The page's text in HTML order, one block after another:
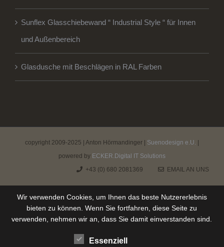
Sunflex Glasschiebewand “ Industrial Style “ für Innen
und Außenbereich
Glasdusche mit Beschlägen in RAL Farben
copyright 2009-2025 | Anton Hörmandinger | Suenodesign e.U.
powered by ECKER.Digital IT Solutions
+43 (0) 680 2081369
EMAIL AN UNS
Wir verwenden Cookies, um Ihnen das beste Nutzererlebnis
bieten zu können. Wenn Sie fortfahren, diese Seite zu
verwenden, nehmen wir an, dass Sie damit einverstanden sind.
Essenziell